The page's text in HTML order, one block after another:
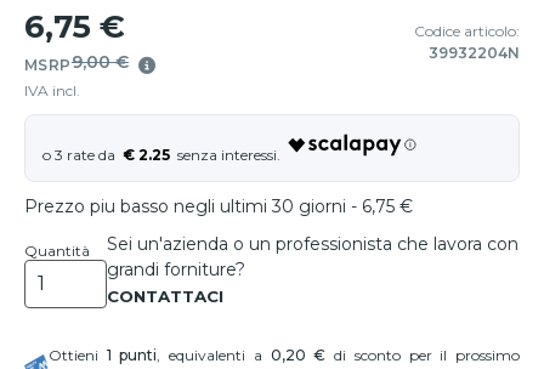
6,75 €
MSRP9,00 €
IVA incl.
Codice articolo:
39932204N
€ 2.25
Prezzo piu basso negli ultimi 30 giorni - 6,75 €
Quantità
Sei un'azienda o un professionista che lavora con
grandi forniture?
Ottieni 1 punti, equivalenti a 0,20 € di sconto per il prossimo